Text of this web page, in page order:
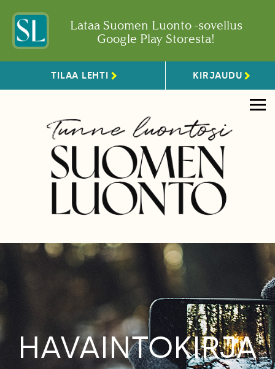
Lataa Suomen Luonto -sovellus
Google Play Storesta!
TILAA LEHTI KIRJAUDU
HAVAINTOKIRJA